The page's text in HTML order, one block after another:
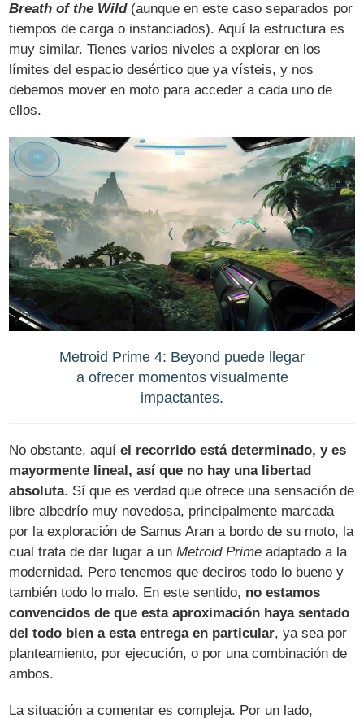
Breath of the Wild(aunque en este caso separados por
tiempos de carga o instanciados). Aquí la estructura es
muy similar. Tienes varios niveles a explorar en los
límites del espacio desértico que ya vísteis, y nos
debemos mover en moto para acceder a cada uno de
ellos.
Metroid Prime 4: Beyond puede llegar
a ofrecer momentos visualmente
impactantes.
No obstante, aquíel recorrido está determinado, y es
mayormente lineal, así que no hay una libertad
absoluta. Sí que es verdad que ofrece una sensación de
libre albedrío muy novedosa, principalmente marcada
por la exploración de Samus Aran a bordo de su moto, la
cual trata de dar lugar a unMetroid Prime adaptado a la
modernidad. Pero tenemos que deciros todo lo bueno y
también todo lo malo. En este sentido, no estamos
convencidos de que esta aproximación haya sentado
del todo bien a esta entrega en particular, ya sea por
planteamiento, por ejecución, o por una combinación de
ambos.
La situación a comentar es compleja. Por un lado,